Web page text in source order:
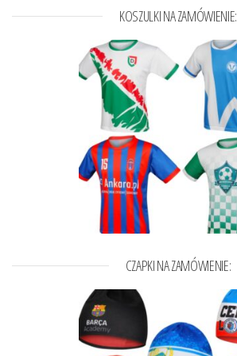
KOSZULKI NA ZAMÓWIENIE:
CZAPKI NA ZAMÓWIENIE: